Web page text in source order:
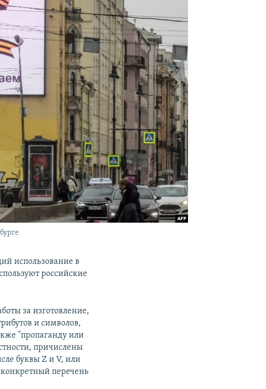
использование в
российские
за изготовление,
и символов,
"пропаганду или
причислены
буквы Z и V, или
перечень